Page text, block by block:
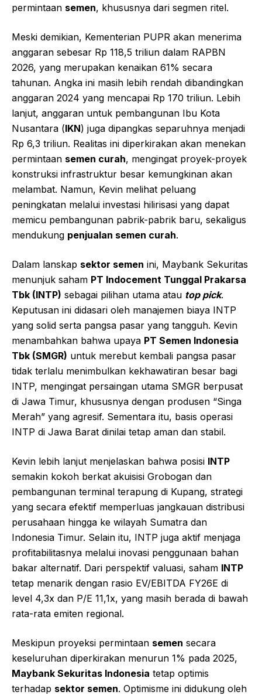
permintaan semen, khususnya dari segmen ritel.
Meski demikian, Kementerian PUPR akan menerima
anggaran sebesar Rp 118,5 triliun dalam RAPBN
2026, yang merupakan kenaikan 61% secara
tahunan. Angka ini masih lebih rendah dibandingkan
anggaran 2024 yang mencapai Rp 170 triliun. Lebih
lanjut, anggaran untuk pembangunan Ibu Kota
Nusantara (IKN) juga dipangkas separuhnya menjadi
Rp 6,3 triliun. Realitas ini diperkirakan akan menekan
permintaan semen curah, mengingat proyek-proyek
konstruksi infrastruktur besar kemungkinan akan
melambat. Namun, Kevin melihat peluang
peningkatan melalui investasi hilirisasi yang dapat
memicu pembangunan pabrik-pabrik baru, sekaligus
mendukung penjualan semen curah.
Dalam lanskap sektor semen ini, Maybank Sekuritas
menunjuk saham PT Indocement Tunggal Prakarsa
Tbk (INTP) sebagai pilihan utama atau top pick.
Keputusan ini didasari oleh manajemen biaya INTP
yang solid serta pangsa pasar yang tangguh. Kevin
menambahkan bahwa upaya PT Semen Indonesia
Tbk (SMGR) untuk merebut kembali pangsa pasar
tidak terlalu menimbulkan kekhawatiran besar bagi
INTP, mengingat persaingan utama SMGR berpusat
di Jawa Timur, khususnya dengan produsen “Singa
Merah” yang agresif. Sementara itu, basis operasi
INTP di Jawa Barat dinilai tetap aman dan stabil.
Kevin lebih lanjut menjelaskan bahwa posisi INTP
semakin kokoh berkat akuisisi Grobogan dan
pembangunan terminal terapung di Kupang, strategi
yang secara efektif memperluas jangkauan distribusi
perusahaan hingga ke wilayah Sumatra dan
Indonesia Timur. Selain itu, INTP juga aktif menjaga
profitabilitasnya melalui inovasi penggunaan bahan
bakar alternatif. Dari perspektif valuasi, saham INTP
tetap menarik dengan rasio EV/EBITDA FY26E di
level 4,3x dan P/E 11,1x, yang masih berada di bawah
rata-rata emiten regional.
Meskipun proyeksi permintaan semen secara
keseluruhan diperkirakan menurun 1% pada 2025,
Maybank Sekuritas Indonesia tetap optimis
terhadap sektor semen. Optimisme ini didukung oleh